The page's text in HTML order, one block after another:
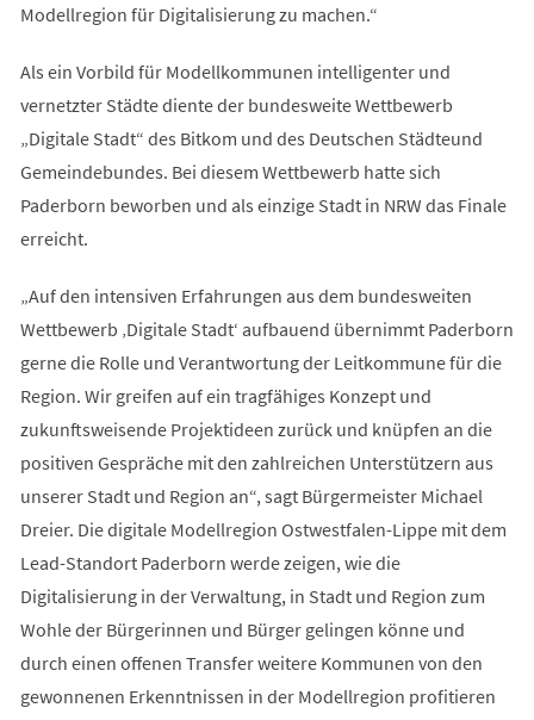
Modellregion für Digitalisierung zu machen.“
Als ein Vorbild für Modellkommunen intelligenter und
vernetzter Städte diente der bundesweite Wettbewerb
„Digitale Stadt“ des Bitkom und des Deutschen Städteund
Gemeindebundes. Bei diesem Wettbewerb hatte sich
Paderborn beworben und als einzige Stadt in NRW das Finale
erreicht.
„Auf den intensiven Erfahrungen aus dem bundesweiten
Wettbewerb ‚Digitale Stadt‘ aufbauend übernimmt Paderborn
gerne die Rolle und Verantwortung der Leitkommune für die
Region. Wir greifen auf ein tragfähiges Konzept und
zukunftsweisende Projektideen zurück und knüpfen an die
positiven Gespräche mit den zahlreichen Unterstützern aus
unserer Stadt und Region an“, sagt Bürgermeister Michael
Dreier. Die digitale Modellregion Ostwestfalen-Lippe mit dem
Lead-Standort Paderborn werde zeigen, wie die
Digitalisierung in der Verwaltung, in Stadt und Region zum
Wohle der Bürgerinnen und Bürger gelingen könne und
durch einen offenen Transfer weitere Kommunen von den
gewonnenen Erkenntnissen in der Modellregion profitieren